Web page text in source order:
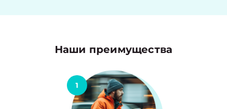
Наши преимущества
1